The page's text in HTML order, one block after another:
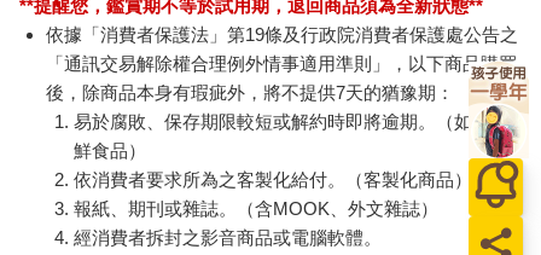
**提醒您，鑑賞期不等於試用期，退回商品須為全新狀態**
依據「消費者保護法」第19條及行政院消費者保護處公告之
「通訊交易解除權合理例外情事適用準則」，以下商品購買
後，除商品本身有瑕疵外，將不提供7天的猶豫期：
易於腐敗、保存期限較短或解約時即將逾期。（如：生
鮮食品）
依消費者要求所為之客製化給付。（客製化商品）
報紙、期刊或雜誌。（含MOOK、外文雜誌）
經消費者拆封之影音商品或電腦軟體。